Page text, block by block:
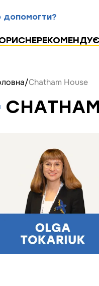
/Chаtham House